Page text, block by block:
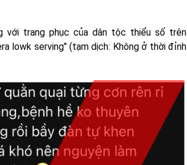
với trang phục của dân tộc thiểu số trên
lowk serving" (tạm dịch: Không ở thời đỉnh